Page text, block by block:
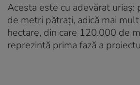
Acesta este cu adevărat
de metri pătrați, adică mai
hectare, din care 120.000 de
reprezintă prima fază a